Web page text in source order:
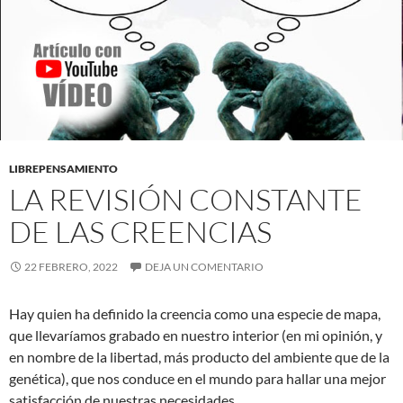
LIBREPENSAMIENTO
LA REVISIÓN CONSTANTE
DE LAS CREENCIAS
22 FEBRERO, 2022 DEJA UN COMENTARIO
Hay quien ha definido la creencia como una especie de mapa,
que llevaríamos grabado en nuestro interior (en mi opinión, y
en nombre de la libertad, más producto del ambiente que de la
genética), que nos conduce en el mundo para hallar una mejor